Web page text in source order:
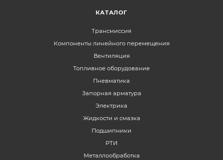
КАТАЛОГ
Трансмиссия
Компоненты линейного перемещения
Вентиляция
Топливное оборудование
Пневматика
Запорная арматура
Электрика
Жидкости и смазка
Подшипники
РТИ
Металлообработка